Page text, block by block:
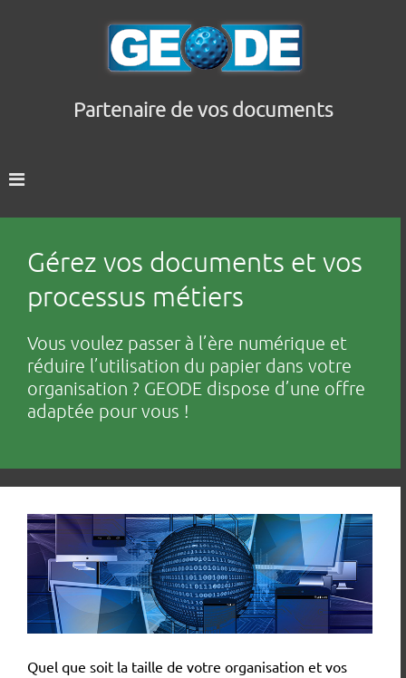
Partenaire de vos documents
Gérez vos documents et vos
processus métiers
Vous voulez passer à l’ère numérique et
réduire l’utilisation du papier dans votre
organisation ? GEODE dispose d’une offre
adaptée pour vous !
Quel que soit la taille de votre organisation et vos